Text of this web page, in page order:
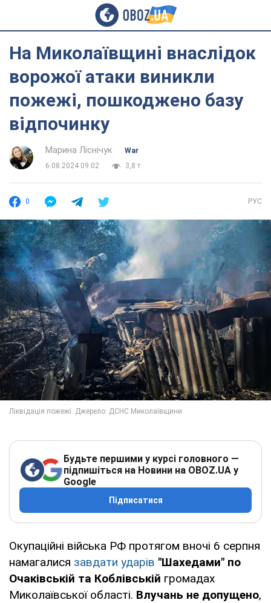
На Миколаївщині внаслідок
ворожої атаки виникли
пожежі, пошкоджено базу
відпочинку
Марина Ліснічук
War
6.08.2024 09:02
3,8 т.
0 РУС
Будьте першими у курсі головного —
підпишіться на Новини на OBOZ.UA у
Google
Підписатися
Окупаційні війська РФ протягом вночі 6 серпня
намагалися завдати ударів "Шахедами" по
Очаківській та Коблівській громадах
Миколаївської області. Влучань не допущено,